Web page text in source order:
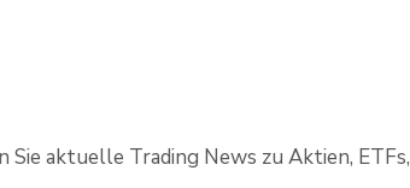
aktuelle Trading News zu Aktien, ETFs,